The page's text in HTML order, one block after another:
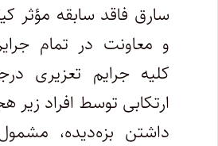
سارق فاقد سابقه مؤثر
و معاونت در تمام
کلیه جرایم تعزیری
ارتکابی توسط افراد